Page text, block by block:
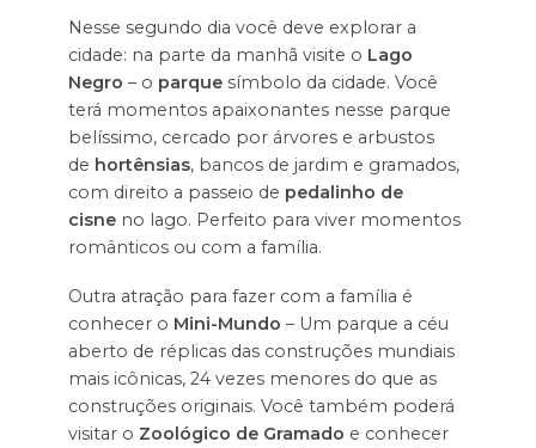
Nesse segundo dia você deve explorar a
cidade: na parte da manhã visite o Lago
Negro – o parquesímbolo da cidade. Você
terá momentos apaixonantes nesse parque
belíssimo, cercado por árvores e arbustos
de hortênsias, bancos de jardim e gramados,
com direito a passeio de pedalinho de
cisneno lago. Perfeito para viver momentos
românticos ou com a família.
Outra atração para fazer com a família é
conhecer o Mini-Mundo – Um parque a céu
aberto de réplicas das construções mundiais
mais icônicas, 24 vezes menores do que as
construções originais. Você também poderá
visitar o Zoológico de Gramado e conhecer